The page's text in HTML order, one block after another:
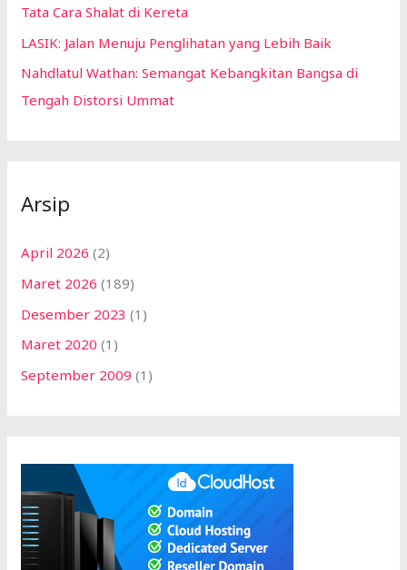
Tata Cara Shalat di Kereta
LASIK: Jalan Menuju Penglihatan yang Lebih Baik
Nahdlatul Wathan: Semangat Kebangkitan Bangsa di
Tengah Distorsi Ummat
Arsip
April 2026 (2)
Maret 2026 (189)
Desember 2023 (1)
Maret 2020 (1)
September 2009 (1)